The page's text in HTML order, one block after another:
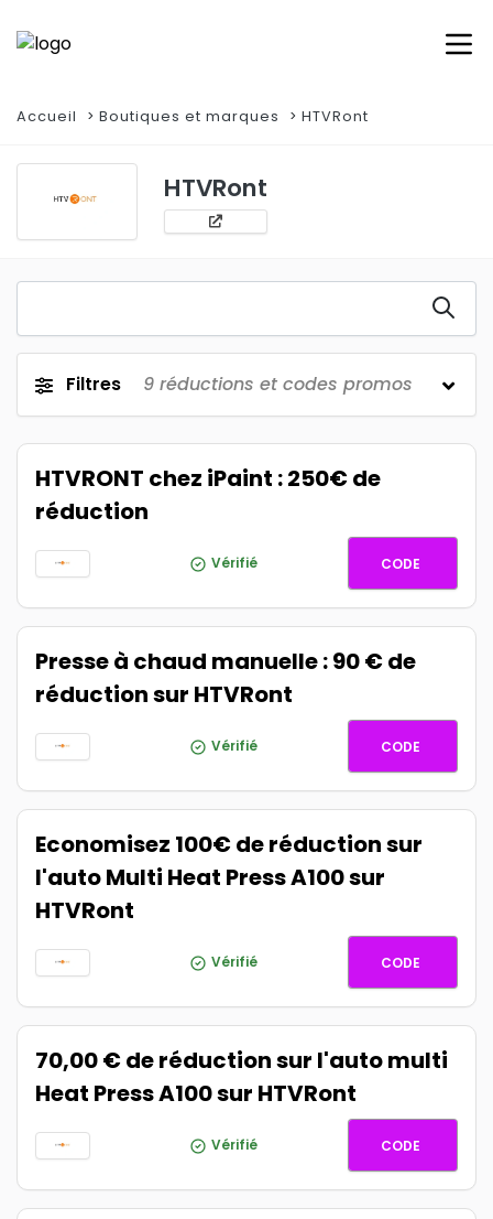
Accueil Boutiques et marques HTVRont
HTVRont
Filtres 9 réductions et codes promos
HTVRONT chez iPaint : 250€ de
réduction
Vérifié AU180
CODE
Presse à chaud manuelle : 90 € de
réduction sur HTVRont
Vérifié AF90
CODE
Economisez 100€ de réduction sur
l'auto Multi Heat Press A100 sur
HTVRont
Vérifié AFFA100
CODE
70,00 € de réduction sur l'auto multi
Heat Press A100 sur HTVRont
Vérifié MAF70
CODE